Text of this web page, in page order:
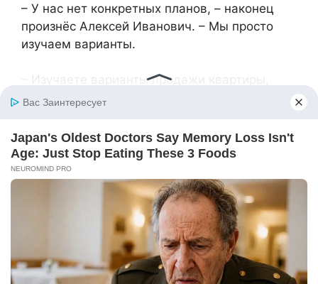
– У нас нет конкретных планов, – наконец
произнёс Алексей Иванович. – Мы просто
изучаем варианты.
– Изучаете варианты продажи квартиры,
которую я выплачиваю, – холодно отметила
живём.
– Но официально она наша, – резко бросила
Нина Петровна. – И мы имеем полное право
распоряжаться своей собственностью!
– Мама! – Денис попытался её одёрнуть.
– А что такого? – Нина Петровна развела